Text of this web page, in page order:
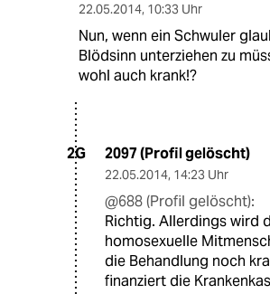
22.05.2014, 10:33 Uhr
Nun, wenn ein Schwuler
Blödsinn unterziehen zu
wohl auch krank!?
2G 2097 (Profil gelöscht)
22.05.2014, 14:23 Uhr
@688 (Profil gelöscht):
Richtig. Allerdings wird
homosexuelle
die Behandlung noch
finanziert die